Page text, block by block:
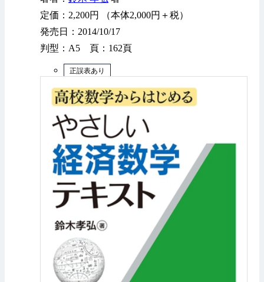
定価：2,200円 （本体2,000円＋税）
発売日：2014/10/17
判型：A5 頁：162頁
正誤表あり